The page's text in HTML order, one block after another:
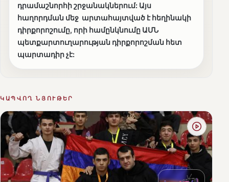
դրամաշնորհի շրջանակներում: Այս
հաղորդման մեջ արտահայտված է հեղինակի
դիրքորոշումը, որի համընկնումը ԱՄՆ
պետքարտուղարության դիրքորոշման հետ
պարտադիր չէ:
ԿԱՊՎՈՂ ՆՅՈՒԹԵՐ